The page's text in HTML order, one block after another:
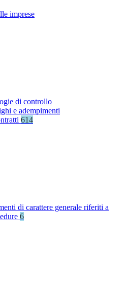
imprese
di controllo
e adempimenti
614
di carattere generale riferiti a
6